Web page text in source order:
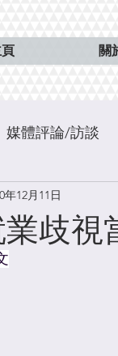
關
媒體評論/訪談
歧視
年12月11日